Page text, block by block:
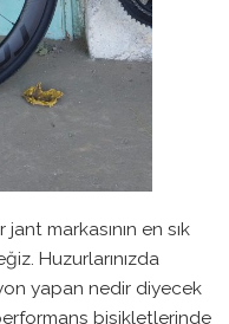
markasının en sık
Huzurlarınızda
yapan nedir diyecek
bisikletlerinde